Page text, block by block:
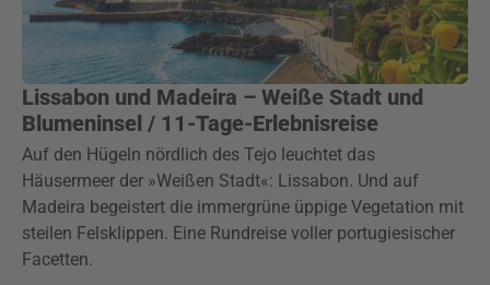
Lissabon und Madeira – Weiße Stadt und
Blumeninsel / 11-Tage-Erlebnisreise
Auf den Hügeln nördlich des Tejo leuchtet das
Häusermeer der »Weißen Stadt«: Lissabon. Und auf
Madeira begeistert die immergrüne üppige Vegetation mit
steilen Felsklippen. Eine Rundreise voller portugiesischer
Facetten.